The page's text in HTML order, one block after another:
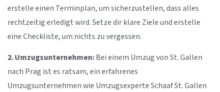
erstelle einen Terminplan, um sicherzustellen, dass alles
rechtzeitig erledigt wird. Setze dir klare Ziele und erstelle
eine Checkliste, um nichts zu vergessen.
2. Umzugsunternehmen:Bei einem Umzug von St. Gallen
nach Prag ist es ratsam, ein erfahrenes
Umzugsunternehmen wie Umzugsexperte Schaaf St. Gallen